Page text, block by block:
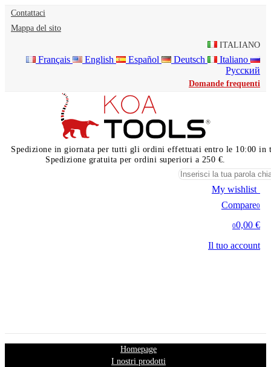
Contattaci
Mappa del sito
ITALIANO
Français English Español Deutsch
Italiano
Русский
Domande frequenti
Spedizione in giornata per tutti gli ordini effettuati entro le 10:00 in
Spedizione gratuita per ordini superiori a 250 €.
My wishlist
Compare0
00,00 €
Il tuo account
Homepage
I nostri prodotti